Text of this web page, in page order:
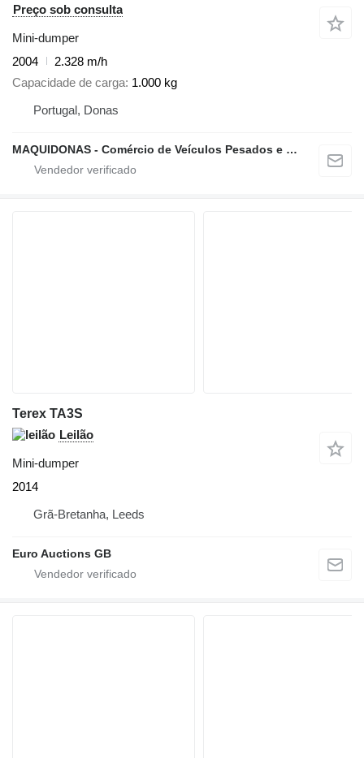
Preço sob consulta
Mini-dumper
2004
2.328 m/h
Capacidade de carga 1.000 kg
Portugal, Donas
MAQUIDONAS - Comércio de Veículos Pesados e Ligeiros, Lda.
Terex TA3S
Leilão
Mini-dumper
2014
Grã-Bretanha, Leeds
Euro Auctions GB